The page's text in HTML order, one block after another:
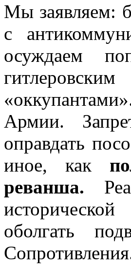
Мы заявляем:
с
осуждаем
Армии.
оправдать
иное, как
реванша.
оболгать